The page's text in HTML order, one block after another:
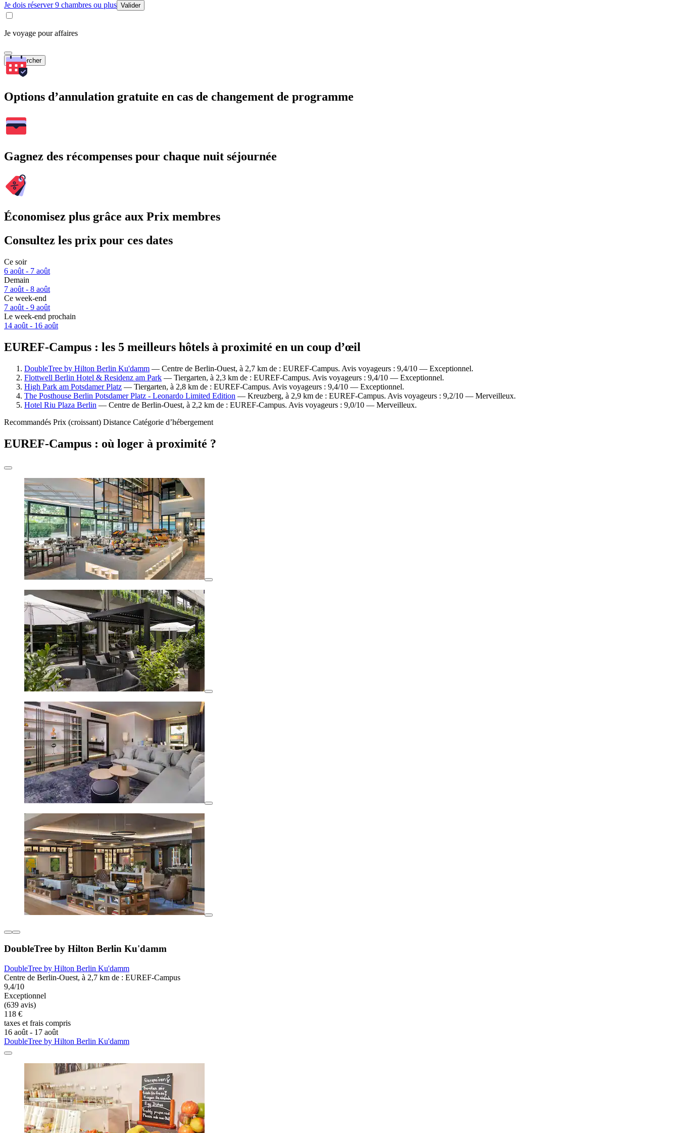
Je dois réserver 9 chambres ou plus Valider
Je voyage pour affaires
Rechercher
Options d’annulation gratuite en cas de changement de programme
Gagnez des récompenses pour chaque nuit séjournée
Économisez plus grâce aux Prix membres
Consultez les prix pour ces dates
Ce soir
6 août - 7 août
Demain
7 août - 8 août
Ce week-end
7 août - 9 août
Le week-end prochain
14 août - 16 août
EUREF-Campus : les 5 meilleurs hôtels à proximité en un coup d’œil
DoubleTree by Hilton Berlin Ku'damm — Centre de Berlin-Ouest, à 2,7 km de : EUREF-Campus. Avis voyageurs : 9,4/10 — Exceptionnel.
Flottwell Berlin Hotel & Residenz am Park — Tiergarten, à 2,3 km de : EUREF-Campus. Avis voyageurs : 9,4/10 — Exceptionnel.
High Park am Potsdamer Platz — Tiergarten, à 2,8 km de : EUREF-Campus. Avis voyageurs : 9,4/10 — Exceptionnel.
The Posthouse Berlin Potsdamer Platz - Leonardo Limited Edition — Kreuzberg, à 2,9 km de : EUREF-Campus. Avis voyageurs : 9,2/10 — Merveilleux.
Hotel Riu Plaza Berlin — Centre de Berlin-Ouest, à 2,2 km de : EUREF-Campus. Avis voyageurs : 9,0/10 — Merveilleux.
Recommandés Prix (croissant) Distance Catégorie d’hébergement
EUREF-Campus : où loger à proximité ?
DoubleTree by Hilton Berlin Ku'damm
DoubleTree by Hilton Berlin Ku'damm
Centre de Berlin-Ouest, à 2,7 km de : EUREF-Campus
9,4/10
Exceptionnel
(639 avis)
118 €
taxes et frais compris
16 août - 17 août
DoubleTree by Hilton Berlin Ku'damm